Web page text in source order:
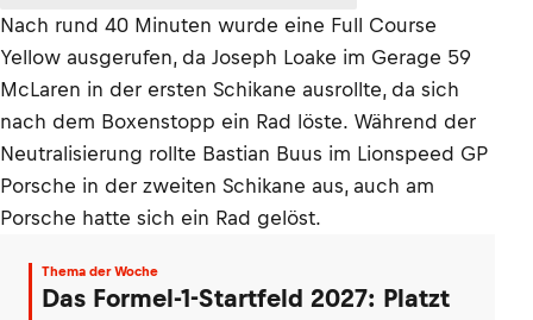
Nach rund 40 Minuten wurde eine Full Course
Yellow ausgerufen, da Joseph Loake im Gerage 59
McLaren in der ersten Schikane ausrollte, da sich
nach dem Boxenstopp ein Rad löste. Während der
Neutralisierung rollte Bastian Buus im Lionspeed GP
Porsche in der zweiten Schikane aus, auch am
Porsche hatte sich ein Rad gelöst.
Thema der Woche
Das Formel-1-Startfeld 2027: Platzt